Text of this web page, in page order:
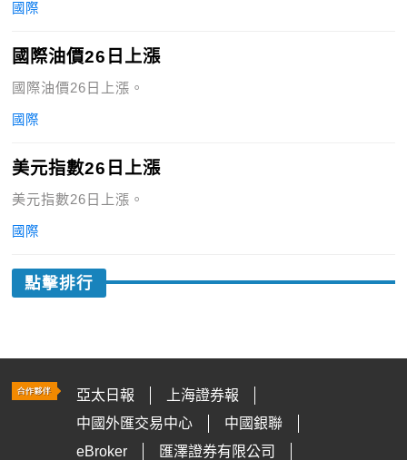
國際
國際油價26日上漲
國際油價26日上漲。
國際
美元指數26日上漲
美元指數26日上漲。
國際
點擊排行
亞太日報
上海證券報
中國外匯交易中心
中國銀聯
eBroker
匯澤證券有限公司